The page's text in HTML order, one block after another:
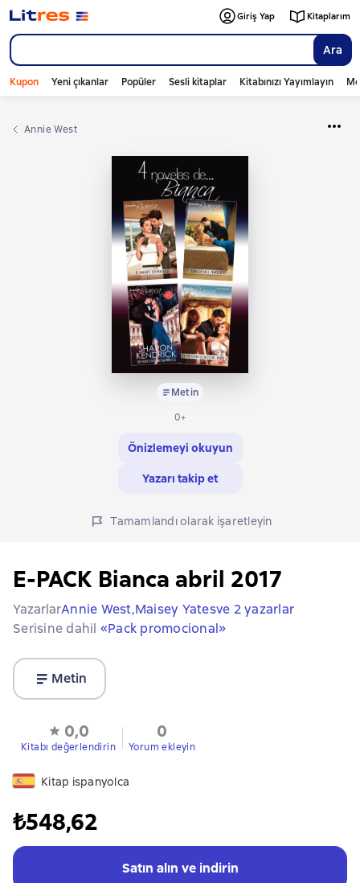
Ara
Giriş Yap Kitaplarım
Kupon Yeni çıkanlar Popüler Sesli kitaplar Kitabınızı Yayımlayın
Annie West
Metin
0+
Önizlemeyi okuyun
Yazarı takip et
Tamamlandı olarak işaretleyin
E-PACK Bianca abril 2017
YazarlarAnnie West,Maisey Yatesve 2 yazarlar
Serisine dahil «Pack promocional»
Metin
0,0
Kitabı değerlendirin
0
Yorum ekleyin
Kitap ispanyolca
₺548,62
Satın alın ve indirin